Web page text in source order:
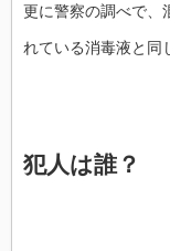
更に警察の調べで、
れている消毒液と同
犯人は誰？